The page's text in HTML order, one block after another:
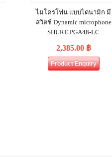
ไมโครโฟน แบบไดนามิก มี
สวิตช์ Dynamic microphone
SHURE PGA48-LC
2,385.00 ฿
Product Enquiry